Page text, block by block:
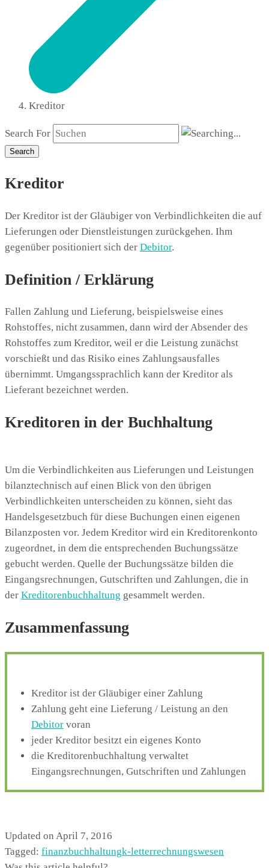
Kreditor
Search For
Search
Kreditor
Der Kreditor ist der Gläubiger von Verbindlichkeiten die auf
Lieferungen oder Dienstleistungen zurückgehen. Ihm
gegenüber positioniert sich der Debitor.
Definition / Erklärung
Fallen Zahlung und Lieferung, beispielsweise eines
Rohstoffes, nicht zusammen, dann wird der Absender des
Rohstoffes zum Kreditor, weil er die Leistung zunächst
vorschießt und das Risiko eines Zahlungsausfalles
übernimmt. Umgangssprachlich kann der Kreditor als
Lieferant bezeichnet werden.
Kreditoren in der Buchhaltung
Um die Verbindlichkeiten aus Lieferungen und Leistungen
bilanztechnisch auf einen Blick von den übrigen
Verbindlichkeiten unterscheiden zu können, sieht das
Handelsgesetzbuch für diese Buchungen einen eigenen
Bilanzposten vor. Jedem Kreditor wird ein Kreditorenkonto
zugeordnet, in dem die entsprechenden Buchungssätze
gebucht werden. Quelle der Buchungssätze bilden die
Eingangsrechnungen, Gutschriften und Zahlungen, die in
der Kreditorenbuchhaltung gesammelt werden.
Zusammenfassung
Kreditor ist der Gläubiger einer Zahlung
Zahlung geht eine Lieferung / Leistung an den
Debitor voran
jeder Kreditor besitzt ein eigenes Konto
die Kreditorenbuchhaltung verwaltet
Eingangsrechnungen, Gutschriften und Zahlungen
Updated on April 7, 2016
Tagged: finanzbuchhaltungk-letterrechnungswesen